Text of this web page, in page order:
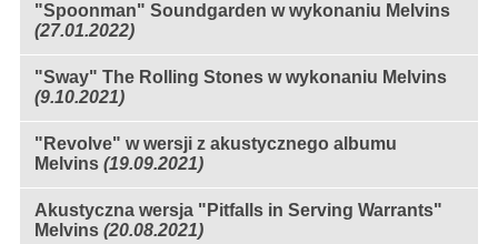
"Spoonman" Soundgarden w wykonaniu Melvins
(27.01.2022)
"Sway" The Rolling Stones w wykonaniu Melvins
(9.10.2021)
"Revolve" w wersji z akustycznego albumu
Melvins (19.09.2021)
Akustyczna wersja "Pitfalls in Serving Warrants"
Melvins (20.08.2021)